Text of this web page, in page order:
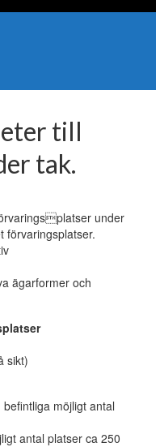
till
tak.
under
förvaringsplatser.
ägarformer och
sikt)
möjligt antal
antal platser ca 250